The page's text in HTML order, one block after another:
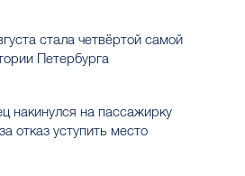
стала четвёртой самой
Петербурга
накинулся на пассажирку
отказ уступить место